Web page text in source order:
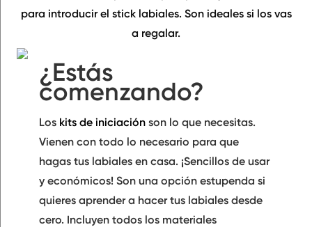
para introducir el stick labiales. Son ideales si los vas
a regalar.
¿Estás
comenzando?
Los kits de iniciación son lo que necesitas.
Vienen con todo lo necesario para que
hagas tus labiales en casa. ¡Sencillos de usar
y económicos! Son una opción estupenda si
quieres aprender a hacer tus labiales desde
cero. Incluyen todos los materiales